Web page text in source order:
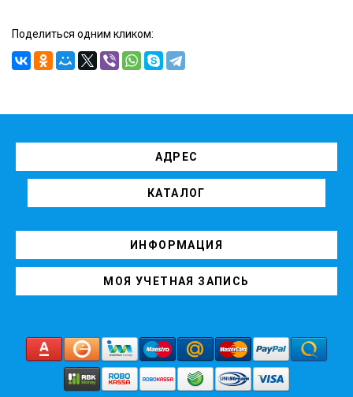
Поделиться одним кликом:
АДРЕС
КАТАЛОГ
ИНФОРМАЦИЯ
МОЯ УЧЕТНАЯ ЗАПИСЬ